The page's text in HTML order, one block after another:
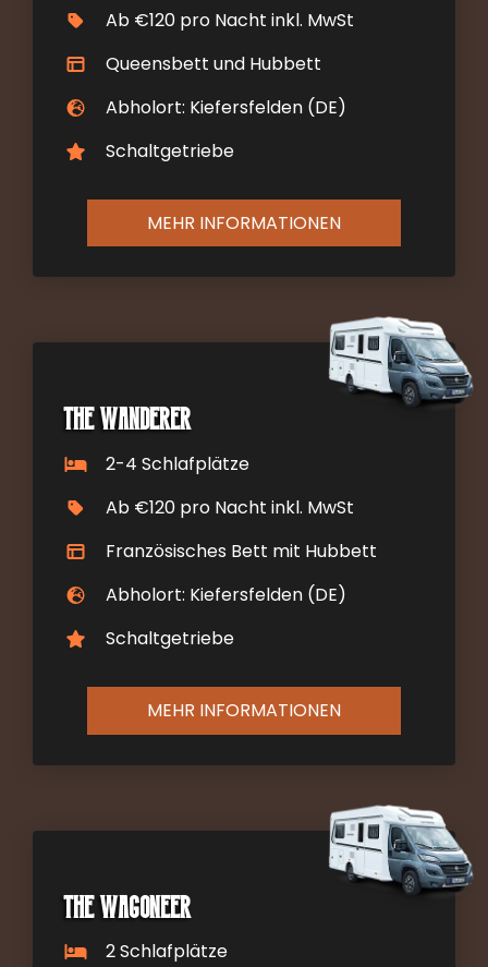
Ab €120 pro Nacht inkl. MwSt
Queensbett und Hubbett
Abholort: Kiefersfelden (DE)
Schaltgetriebe
MEHR INFORMATIONEN
The Wanderer
2-4 Schlafplätze
Ab €120 pro Nacht inkl. MwSt
Französisches Bett mit Hubbett
Abholort: Kiefersfelden (DE)
Schaltgetriebe
MEHR INFORMATIONEN
The Wagoneer
2 Schlafplätze